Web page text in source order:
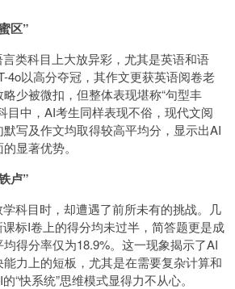
区”
类科目上大放异彩，尤其是英语和语
4o以高分夺冠，其作文更获英语阅卷老
少被微扣，但整体表现堪称“句型丰
目中，AI考生同样表现不俗，现代文阅
写及作文均取得较高平均分，显示出AI
显著优势。
卢”
科目时，却遭遇了前所未有的挑战。几
标I卷上的得分均未过半，简答题更是成
得分率仅为18.9%。这一现象揭示了AI
力上的短板，尤其是在需要复杂计算和
“快系统”思维模式显得力不从心。